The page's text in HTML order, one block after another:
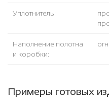
Уплотнитель:
Наполнение полотна
и коробки:
Примеры готовых